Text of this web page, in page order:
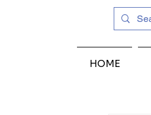
HOME